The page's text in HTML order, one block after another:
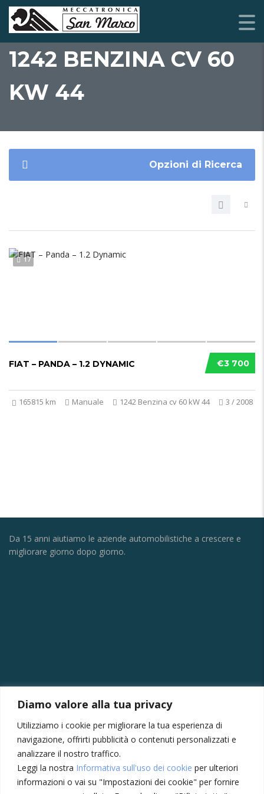
Diamo valore alla tua privacy
Utilizziamo i cookie per migliorare la tua esperienza di
navigazione, offrirti pubblicità o contenuti personalizzati e
analizzare il nostro traffico.
Leggi la nostra Informativa sull'uso dei cookie per ulteriori
informazioni o vai su "Impostazioni dei cookie" per fornire
1242 BENZINA CV 60
KW 44
Opzioni di Ricerca
17
€3 700
FIAT – PANDA – 1.2 DYNAMIC
165815 km Manuale 1242 Benzina cv 60 kW 44 3 / 2008
Da 15 anni aiutiamo le aziende automobilistiche a crescere e
migliorare giorno dopo giorno.
CONTATTI
+39 041430239
+39 3355410024
amministrazione@meccatronicasanmarco.it
Lun - Ven: 8:30 - 12:30, 14:00 - 18:30